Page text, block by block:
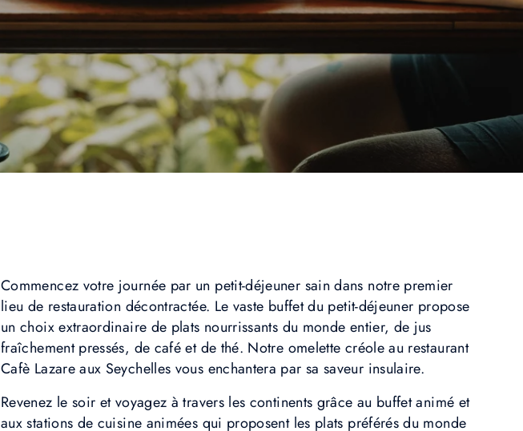
Commencez votre journée par un petit-déjeuner sain dans notre premier
lieu de restauration décontractée. Le vaste buffet du petit-déjeuner propose
un choix extraordinaire de plats nourrissants du monde entier, de jus
fraîchement pressés, de café et de thé. Notre omelette créole au restaurant
Cafè Lazare aux Seychelles vous enchantera par sa saveur insulaire.
Revenez le soir et voyagez à travers les continents grâce au buffet animé et
aux stations de cuisine animées qui proposent les plats préférés du monde